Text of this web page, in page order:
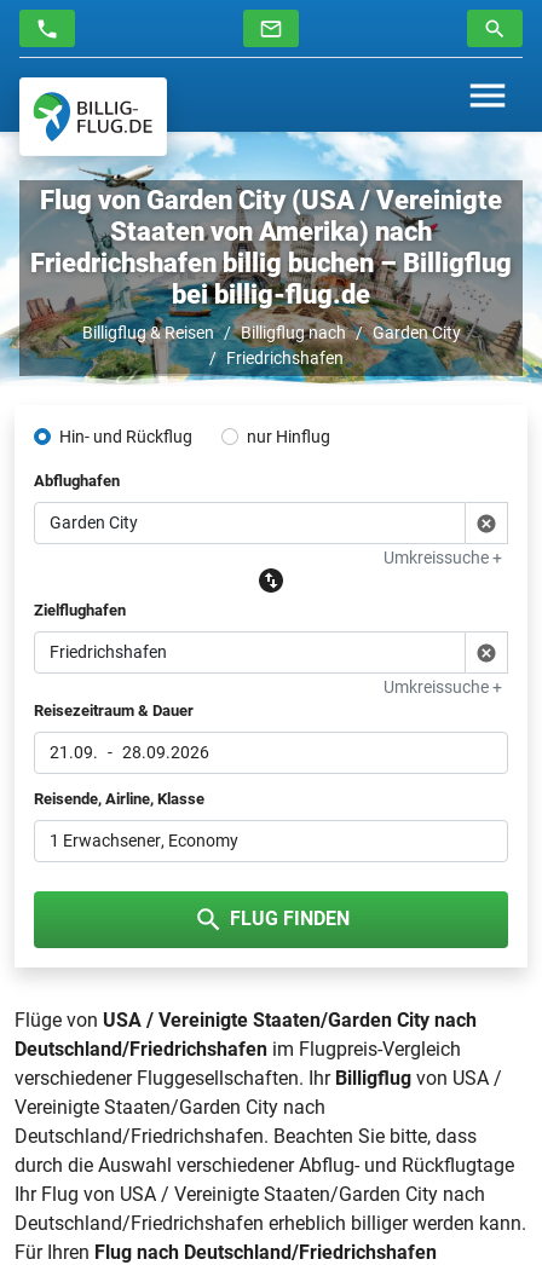
Flug von Garden City (USA / Vereinigte
Staaten von Amerika) nach
Friedrichshafen billig buchen – Billigflug
bei billig-flug.de
Billigflug & Reisen Billigflug nach
Garden City
Friedrichshafen
Hin- und Rückflug nur Hinflug
Abflughafen
Umkreissuche +
Zielflughafen
Umkreissuche +
Reisezeitraum & Dauer
21.09. - 28.09.2026
Reisende, Airline, Klasse
1 Erwachsener, Economy
FLUG FINDEN
Flüge von USA / Vereinigte Staaten/Garden City nach
Deutschland/Friedrichshafen im Flugpreis-Vergleich
verschiedener Fluggesellschaften. Ihr Billigflug von USA /
Vereinigte Staaten/Garden City nach
Deutschland/Friedrichshafen. Beachten Sie bitte, dass
durch die Auswahl verschiedener Abflug- und Rückflugtage
Ihr Flug von USA / Vereinigte Staaten/Garden City nach
Deutschland/Friedrichshafen erheblich billiger werden kann.
Für Ihren Flug nach Deutschland/Friedrichshafen